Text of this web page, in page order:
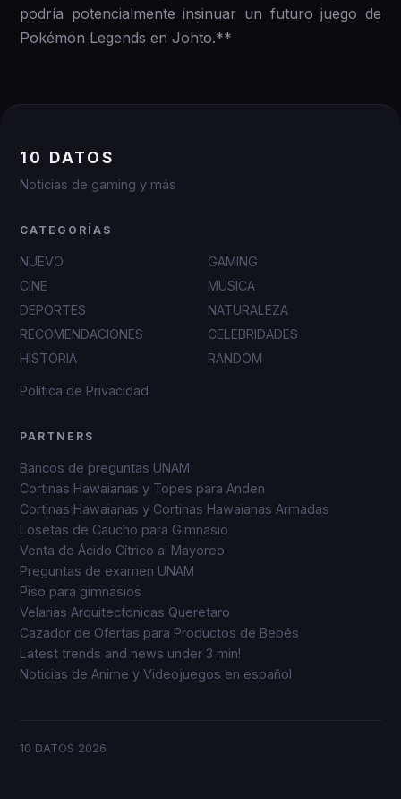
podría potencialmente insinuar un futuro juego de
Pokémon Legends en Johto.**
10 DATOS
Noticias de gaming y más
CATEGORÍAS
NUEVO
GAMING
CINE
MUSICA
DEPORTES
NATURALEZA
RECOMENDACIONES
CELEBRIDADES
HISTORIA
RANDOM
Política de Privacidad
PARTNERS
Bancos de preguntas UNAM
Cortinas Hawaianas y Topes para Anden
Cortinas Hawaianas y Cortinas Hawaianas Armadas
Losetas de Caucho para Gimnasio
Venta de Ácido Cítrico al Mayoreo
Preguntas de examen UNAM
Piso para gimnasios
Velarias Arquitectonicas Queretaro
Cazador de Ofertas para Productos de Bebés
Latest trends and news under 3 min!
Noticias de Anime y Videojuegos en español
10 DATOS 2026